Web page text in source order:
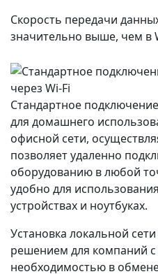
Скорость передачи
значительно выше, чем в
Стандартное
для домашнего
офисной сети,
позволяет удаленно
оборудованию в любой
удобно для
устройствах и ноутбуках.
Установка локальной
решением для компаний
необходимостью в